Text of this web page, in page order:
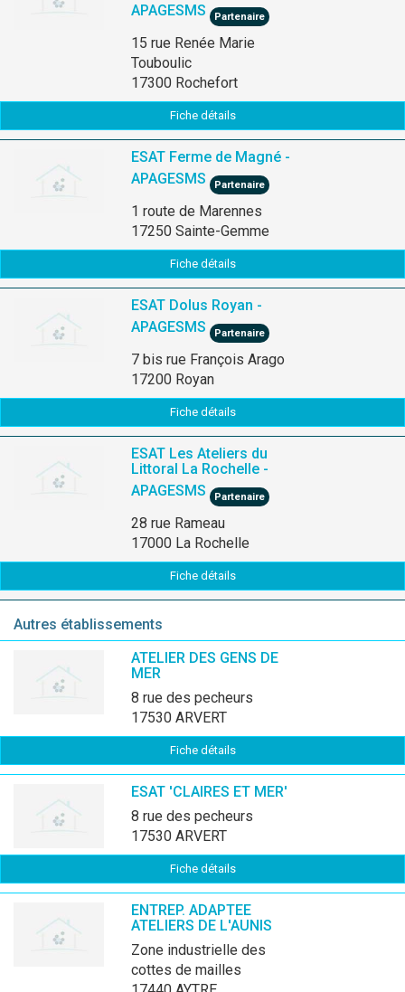
APAGESMS
Partenaire
15 rue Renée Marie
Touboulic
17300 Rochefort
Fiche détails
ESAT Ferme de Magné -
APAGESMS
Partenaire
1 route de Marennes
17250 Sainte-Gemme
Fiche détails
ESAT Dolus Royan -
APAGESMS
Partenaire
7 bis rue François Arago
17200 Royan
Fiche détails
ESAT Les Ateliers du
Littoral La Rochelle -
APAGESMS
Partenaire
28 rue Rameau
17000 La Rochelle
Fiche détails
Autres établissements
ATELIER DES GENS DE
MER
8 rue des pecheurs
17530 ARVERT
Fiche détails
ESAT 'CLAIRES ET MER'
8 rue des pecheurs
17530 ARVERT
Fiche détails
ENTREP. ADAPTEE
ATELIERS DE L'AUNIS
zone industrielle des
cottes de mailles